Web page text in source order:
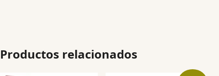
Productos relacionados